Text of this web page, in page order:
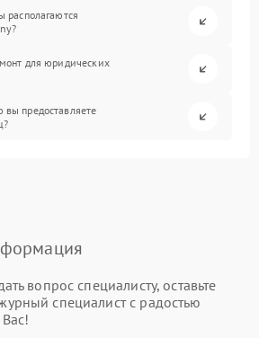
располагаются
для юридических
предоставляете
вопрос специалисту, оставьте
специалист с радостью